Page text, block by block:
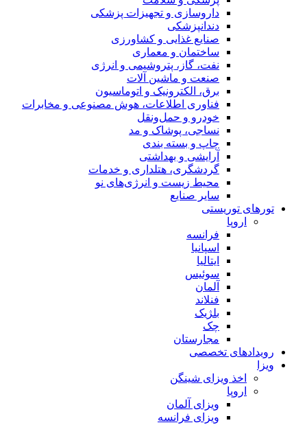
داروسازی و تجهیزات پزشکی
دندانپزشکی
صنایع غذایی و کشاورزی
ساختمان و معماری
نفت، گاز، پتروشیمی و انرژی
صنعت و ماشین آلات
برق، الکترونیک و اتوماسیون
فناوری اطلاعات، هوش مصنوعی و مخابرات
خودرو و حمل‌و‌نقل
نساجی، پوشاک و مد
چاپ و بسته بندی
آرایشی و بهداشتی
گردشگری، هتلداری و خدمات
محیط زیست و انرژی‌های نو
سایر صنایع
تورهای توریستی
اروپا
فرانسه
اسپانیا
ایتالیا
سوئیس
آلمان
فنلاند
بلژیک
چک
مجارستان
رویدادهای تخصصی
ویزا
اخذ ویزای شینگن
اروپا
ویزای آلمان
ویزای فرانسه